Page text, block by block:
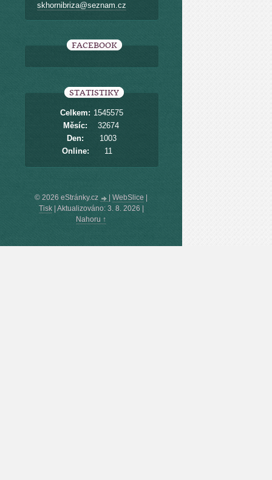
skhornibriza@seznam.cz
FACEBOOK
STATISTIKY
Online: 11
Celkem: 1545575
Měsíc:
32674
Den:
1003
© 2026 eStránky.cz WebSlice
Tisk| Aktualizováno: 3. 8. 2026
Nahoru ↑